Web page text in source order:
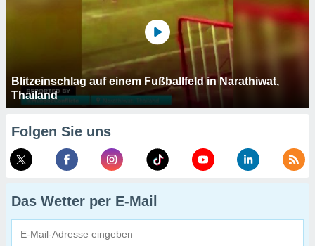
Blitzeinschlag auf einem Fußballfeld in Narathiwat,
Thailand
Folgen Sie uns
Das Wetter per E-Mail